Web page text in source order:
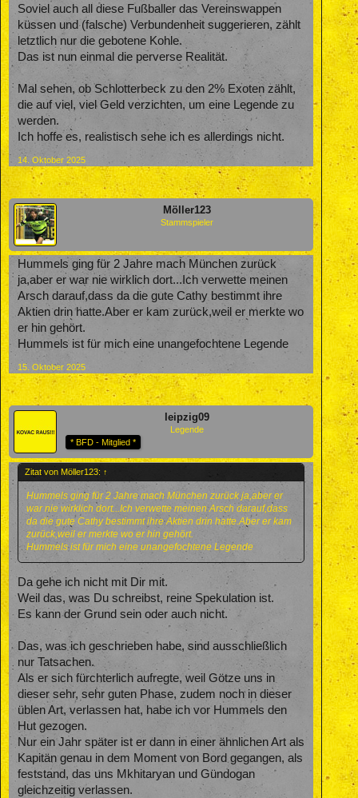
Soviel auch all diese Fußballer das Vereinswappen
küssen und (falsche) Verbundenheit suggerieren, zählt
letztlich nur die gebotene Kohle.
Das ist nun einmal die perverse Realität.
Mal sehen, ob Schlotterbeck zu den 2% Exoten zählt,
die auf viel, viel Geld verzichten, um eine Legende zu
werden.
Ich hoffe es, realistisch sehe ich es allerdings nicht.
14. Oktober 2025
Möller123
Stammspieler
Hummels ging für 2 Jahre mach München zurück
ja,aber er war nie wirklich dort...Ich verwette meinen
Arsch darauf,dass da die gute Cathy bestimmt ihre
Aktien drin hatte.Aber er kam zurück,weil er merkte wo
er hin gehört.
Hummels ist für mich eine unangefochtene Legende
15. Oktober 2025
leipzig09
Legende
* BFD - Mitglied *
Zitat von Möller123: ↑
Hummels ging für 2 Jahre mach München zurück ja,aber er
war nie wirklich dort...Ich verwette meinen Arsch darauf,dass
da die gute Cathy bestimmt ihre Aktien drin hatte.Aber er kam
zurück,weil er merkte wo er hin gehört.
Hummels ist für mich eine unangefochtene Legende
Da gehe ich nicht mit Dir mit.
Weil das, was Du schreibst, reine Spekulation ist.
Es kann der Grund sein oder auch nicht.
Das, was ich geschrieben habe, sind ausschließlich
nur Tatsachen.
Als er sich fürchterlich aufregte, weil Götze uns in
dieser sehr, sehr guten Phase, zudem noch in dieser
üblen Art, verlassen hat, habe ich vor Hummels den
Hut gezogen.
Nur ein Jahr später ist er dann in einer ähnlichen Art als
Kapitän genau in dem Moment von Bord gegangen, als
feststand, das uns Mkhitaryan und Gündogan
gleichzeitig verlassen.